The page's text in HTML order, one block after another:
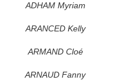
ADHAM Myriam
ARANCED Kelly
ARMAND Cloé
ARNAUD Fanny